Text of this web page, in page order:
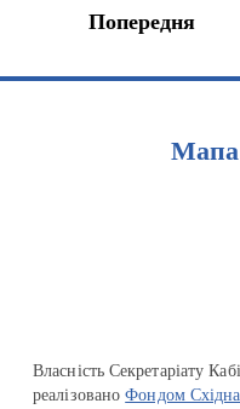
Попередня
Мапа
Власність Секретаріату
реалізованоФондом